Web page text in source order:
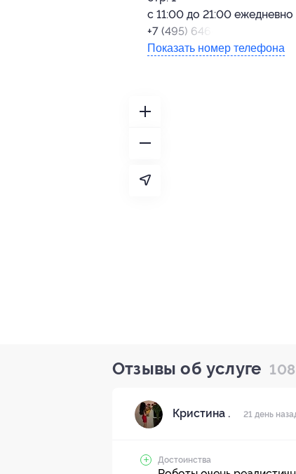
с 11:00 до 21:00 ежедневно
+7 (495) 646-86-52
Показать номер телефона
Отзывы об услуге 108
Кристина . 21 день
Достоинства